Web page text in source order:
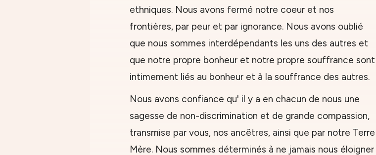
ethniques. Nous avons fermé notre coeur et nos
frontières, par peur et par ignorance. Nous avons oublié
que nous sommes interdépendants les uns des autres et
que notre propre bonheur et notre propre souffrance sont
intimement liés au bonheur et à la souffrance des autres.
Nous avons confiance qu' il y a en chacun de nous une
sagesse de non-discrimination et de grande compassion,
transmise par vous, nos ancêtres, ainsi que par notre Terre
Mère. Nous sommes déterminés à ne jamais nous éloigner